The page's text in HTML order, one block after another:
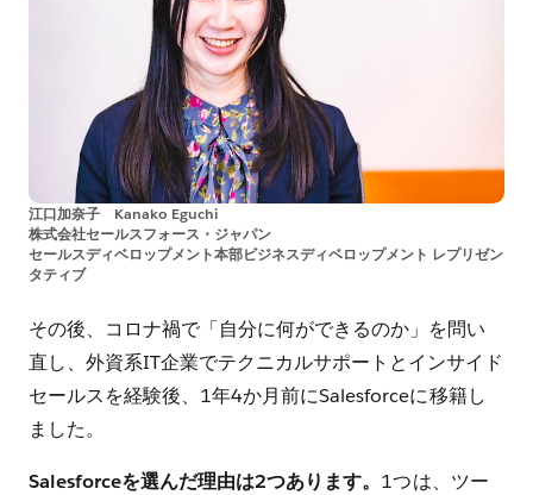
江口加奈子 Kanako Eguchi
株式会社セールスフォース・ジャパン
セールスディベロップメント本部ビジネスディベロップメント レプリゼン
タティブ
その後、コロナ禍で「自分に何ができるのか」を問い
直し、外資系IT企業でテクニカルサポートとインサイド
セールスを経験後、1年4か月前にSalesforceに移籍し
ました。
Salesforceを選んだ理由は2つあります。 1つは、ツー